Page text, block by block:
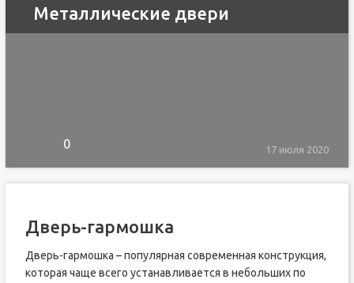
Металлические двери
0 17 июля 2020
Дверь-гармошка
Дверь-гармошка – популярная современная конструкция,
которая чаще всего устанавливается в небольших по